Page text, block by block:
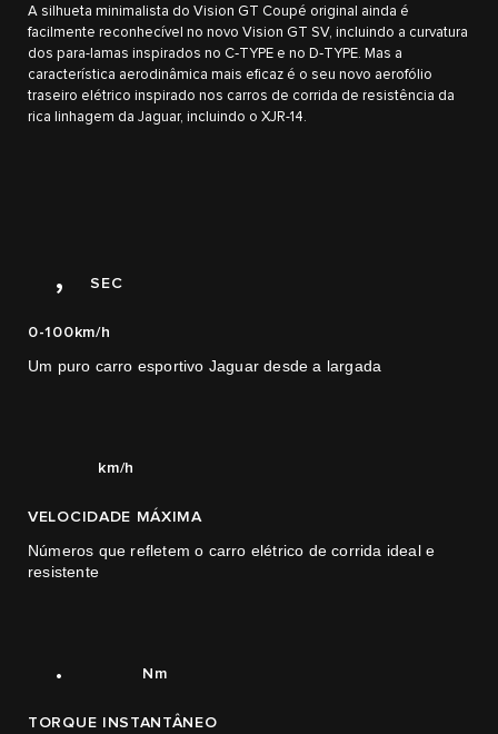
A silhueta minimalista do Vision GT Coupé original ainda é
facilmente reconhecível no novo Vision GT SV, incluindo a curvatura
dos para-lamas inspirados no C‑TYPE e no D‑TYPE. Mas a
característica aerodinâmica mais eficaz é o seu novo aerofólio
traseiro elétrico inspirado nos carros de corrida de resistência da
rica linhagem da Jaguar, incluindo o XJR-14.
,
2
3
4
1,71 SEC
0-100km/h​​
Um puro carro esportivo Jaguar desde a largada
2
30
km/h
VELOCIDADE MÁXIMA
Números que refletem o carro elétrico de corrida ideal e
resistente
0
1
.
0
1
0
2
3
4
3.360 Nm
TORQUE INSTANTÂNEO
1